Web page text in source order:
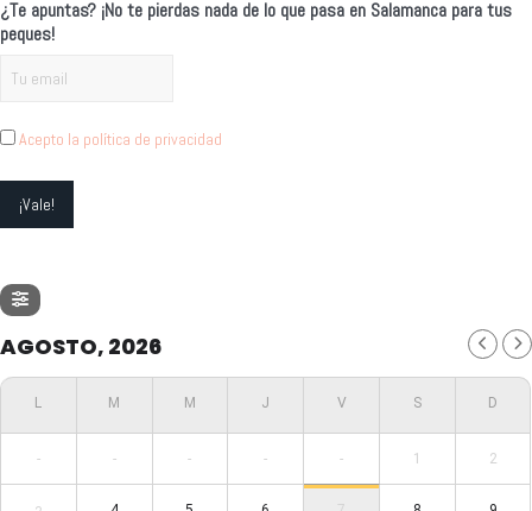
¿Te apuntas? ¡No te pierdas nada de lo que pasa en Salamanca para tus
peques!
Acepto la política de privacidad
AGOSTO, 2026
- - - - - 1 2